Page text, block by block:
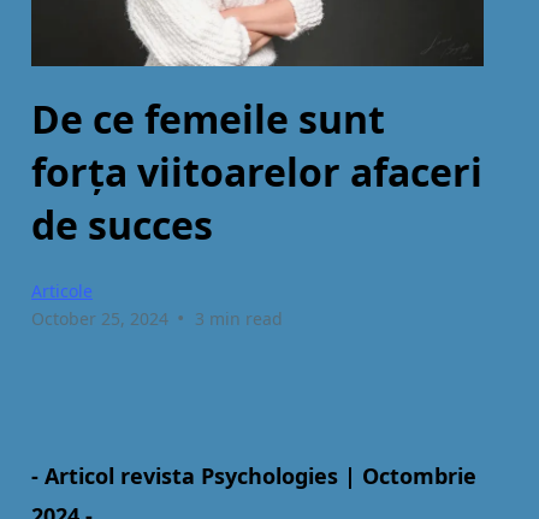
De ce femeile sunt
forţa viitoarelor afaceri
de succes
Articole
October 25, 2024 • 3 min read
- Articol revista Psychologies | Octombrie